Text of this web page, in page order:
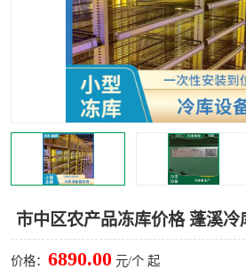
市中区农产品冻库价格 蓬溪冷
价格： 6890.00 元/个 起
乐山冻库,乐山保鲜冷库 自
雅安冷库,雅安冻库 攀
烘干冷链 冻
内江冷库，内江冻库 宜